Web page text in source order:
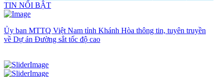
TIN NỔI BẬT
Ủy ban MTTQ Việt Nam tỉnh Khánh Hòa thông tin, tuyên truyền
về Dự án Đường sắt tốc độ cao